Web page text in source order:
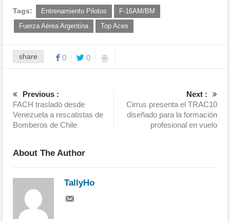
Tags: Entrenamiento Pilotos
F-16AM/BM
Fuerza Aérea Argentina
Top Aces
share 0 0
Previous :
FACH trasladó desde
Venezuela a rescatistas de
Bomberos de Chile
Next :
Cirrus presenta el TRAC10
diseñado para la formación
profesional en vuelo
About The Author
TallyHo